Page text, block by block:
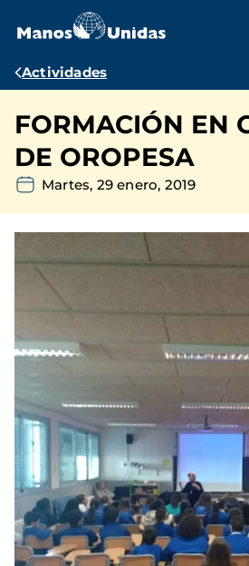
contenido
Ruta
navegación
Actividades
FORMACIÓN EN
DE OROPESA
Martes, 29 enero, 2019